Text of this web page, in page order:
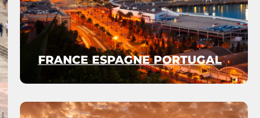
FRANCE ESPAGNE PORTUGAL